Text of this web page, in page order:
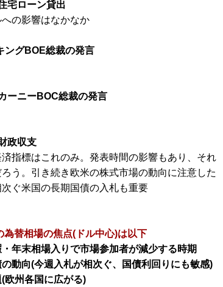
宅ローン貸出
の影響はなかなか
ングBOE総裁の発言
ーニーBOC総裁の発言
政収支
指標はこれのみ。発表時間の影響もあり、それ
う。引き続き欧米の株式市場の動向に注意した
ぐ米国の長期国債の入札も重要
為替相場の焦点(ドル中心)は以下
年末相場入りで市場参加者が減少する時期
動向(今週入札が相次ぐ、国債利回りにも敏感)
欧州各国に広がる)